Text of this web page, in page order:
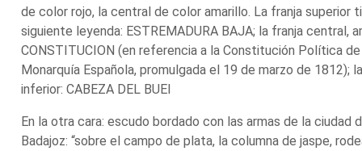
de color rojo, la central de color amarillo. La franja superior
siguiente leyenda: ESTREMADURA BAJA; la franja central,
CONSTITUCION (en referencia a la Constitución Política
Monarquía Española, promulgada el 19 de marzo de 1812);
inferior: CABEZA DEL BUEI
En la otra cara: escudo bordado con las armas de la ciudad
Badajoz: “sobre el campo de plata, la columna de jaspe,